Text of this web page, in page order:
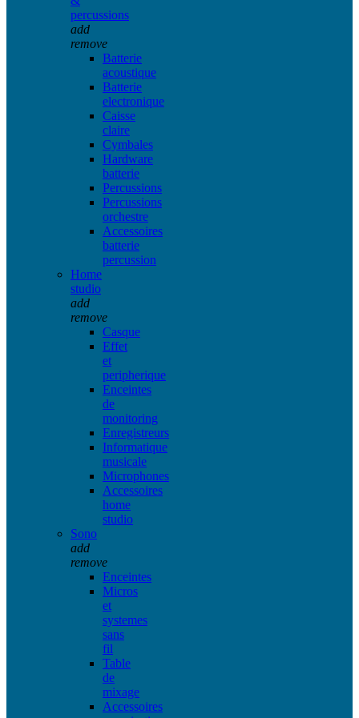
percussions
add
remove
Batterie
acoustique
Batterie
electronique
Caisse
claire
Cymbales
Hardware
batterie
Percussions
Percussions
orchestre
Accessoires
batterie
percussion
Home
studio
add
remove
Casque
Effet
et
peripherique
Enceintes
de
monitoring
Enregistreurs
Informatique
musicale
Microphones
Accessoires
home
studio
Sono
add
remove
Enceintes
Micros
et
systemes
sans
fil
Table
de
mixage
Accessoires